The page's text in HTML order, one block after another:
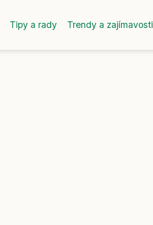
Tipy a rady Trendy a zajímavosti